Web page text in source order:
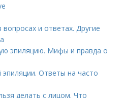
и ответах. Другие
эпиляцию. Мифы и правда о
эпиляции. Ответы на часто
делать с лицом. Что